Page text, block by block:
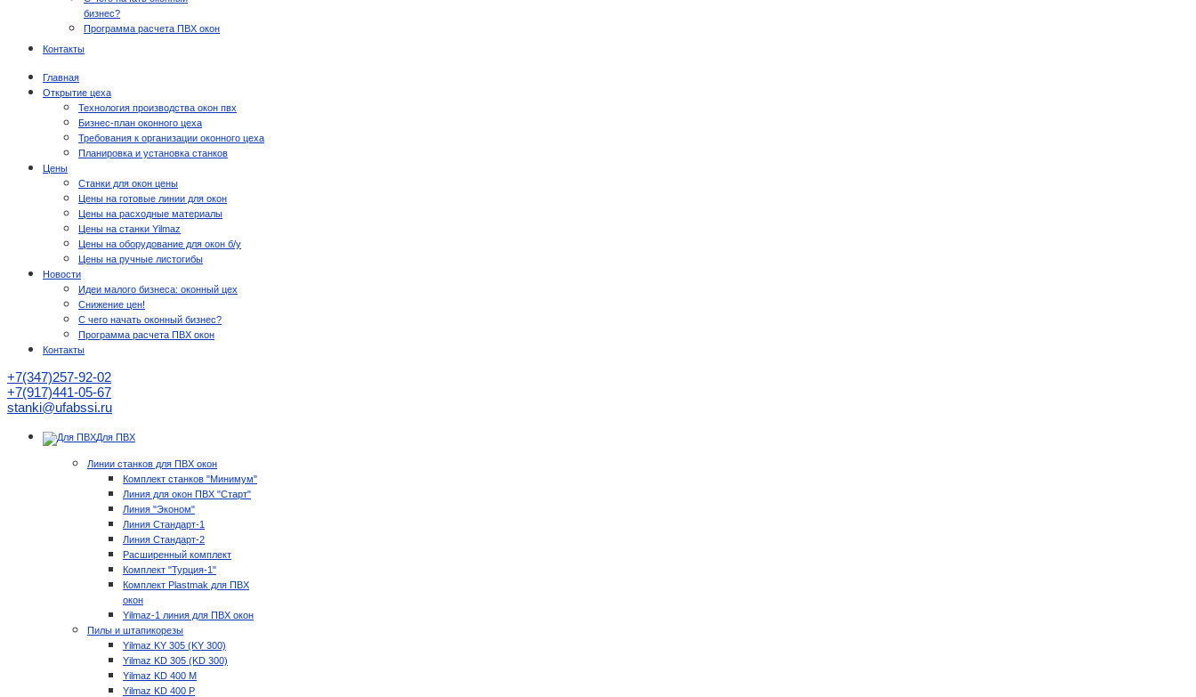
бизнес?
Программа расчета ПВХ окон
Контакты
Главная
Открытие цеха
Технология производства окон пвх
Бизнес-план оконного цеха
Требования к организации оконного цеха
Планировка и установка станков
Цены
Станки для окон цены
Цены на готовые линии для окон
Цены на расходные материалы
Цены на станки Yilmaz
Цены на оборудование для окон б/у
Цены на ручные листогибы
Новости
Идеи малого бизнеса: оконный цех
Снижение цен!
С чего начать оконный бизнес?
Программа расчета ПВХ окон
Контакты
+7(347)257-92-02
+7(917)441-05-67
stanki@ufabssi.ru
Для ПВХ
Линии станков для ПВХ окон
Комплект станков "Минимум"
Линия для окон ПВХ "Старт"
Линия "Эконом"
Линия Стандарт-1
Линия Стандарт-2
Расширенный комплект
Комплект "Турция-1"
Комплект Plastmak для ПВХ
окон
Yilmaz-1 линия для ПВХ окон
Пилы и штапикорезы
Yilmaz KY 305 (KY 300)
Yilmaz KD 305 (KD 300)
Yilmaz KD 400 M
Yilmaz KD 400 P